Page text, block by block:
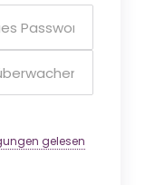
gelesen